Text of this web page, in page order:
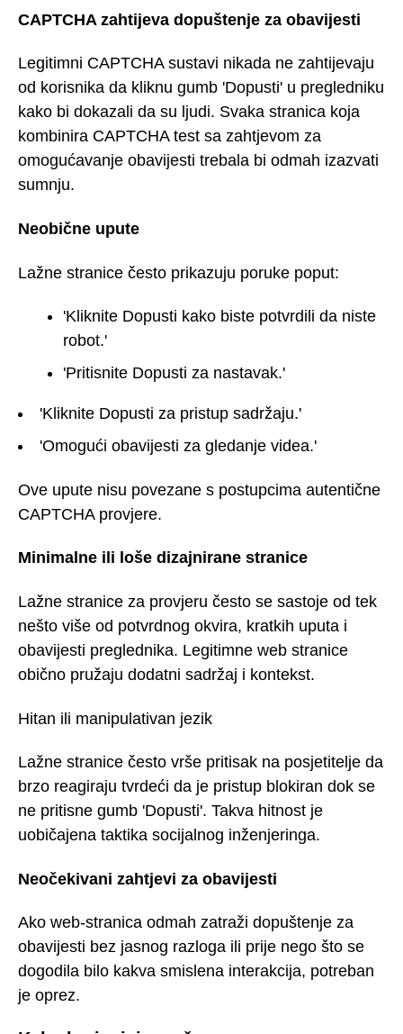
CAPTCHA zahtijeva dopuštenje za obavijesti
Legitimni CAPTCHA sustavi nikada ne zahtijevaju
od korisnika da kliknu gumb 'Dopusti' u pregledniku
kako bi dokazali da su ljudi. Svaka stranica koja
kombinira CAPTCHA test sa zahtjevom za
omogućavanje obavijesti trebala bi odmah izazvati
sumnju.
Neobične upute
Lažne stranice često prikazuju poruke poput:
'Kliknite Dopusti kako biste potvrdili da niste
robot.'
'Pritisnite Dopusti za nastavak.'
'Kliknite Dopusti za pristup sadržaju.'
'Omogući obavijesti za gledanje videa.'
Ove upute nisu povezane s postupcima autentične
CAPTCHA provjere.
Minimalne ili loše dizajnirane stranice
Lažne stranice za provjeru često se sastoje od tek
nešto više od potvrdnog okvira, kratkih uputa i
obavijesti preglednika. Legitimne web stranice
obično pružaju dodatni sadržaj i kontekst.
Hitan ili manipulativan jezik
Lažne stranice često vrše pritisak na posjetitelje da
brzo reagiraju tvrdeći da je pristup blokiran dok se
ne pritisne gumb 'Dopusti'. Takva hitnost je
uobičajena taktika socijalnog inženjeringa.
Neočekivani zahtjevi za obavijesti
Ako web-stranica odmah zatraži dopuštenje za
obavijesti bez jasnog razloga ili prije nego što se
dogodila bilo kakva smislena interakcija, potreban
je oprez.